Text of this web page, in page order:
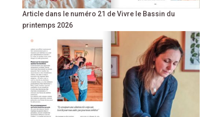
Article dans le numéro 21 de Vivre le Bassin du
printemps 2026